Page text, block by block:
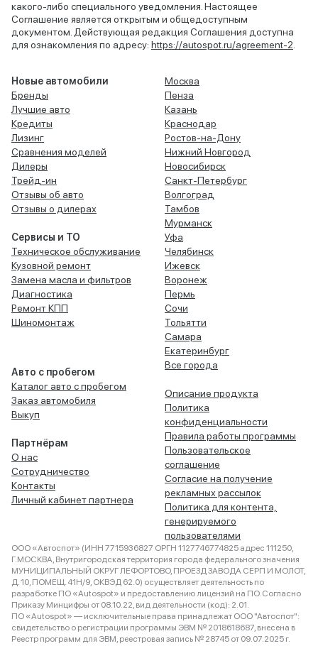
какого-либо специального уведомления. Настоящее
Соглашение является открытым и общедоступным
документом. Действующая редакция Соглашения доступна
для ознакомления по адресу: https://autospot.ru/agreement-2
Новые автомобили
Бренды
Лучшие авто
Кредиты
Лизинг
Сравнения моделей
Дилеры
Трейд-ин
Отзывы об авто
Отзывы о дилерах
Сервисы и ТО
Техническое обслуживание
Кузовной ремонт
Замена масла и фильтров
Диагностика
Ремонт КПП
Шиномонтаж
Авто с пробегом
Каталог авто с пробегом
Заказ автомобиля
Выкуп
Партнёрам
О нас
Сотрудничество
Контакты
Личный кабинет партнера
Москва
Пенза
Казань
Краснодар
Ростов-на-Дону
Нижний Новгород
Новосибирск
Санкт-Петербург
Волгоград
Тамбов
Мурманск
Уфа
Челябинск
Ижевск
Воронеж
Пермь
Сочи
Тольятти
Самара
Екатеринбург
Все города
Описание продукта
Политика
конфиденциальности
Правила работы программы
Пользовательское
соглашение
Согласие на получение
рекламных рассылок
Политика для контента,
генерируемого
пользователями
ООО «Автоспот» (ИНН 7715936827 ОРГН 1127746774825 адрес 111250,
Г.МОСКВА, Внутригородская территория города федерального значения
МУНИЦИПАЛЬНЫЙ ОКРУГ ЛЕФОРТОВО, ПРОЕЗД ЗАВОДА СЕРП И МОЛОТ,
Д. 10, ПОМЕЩ. 41Н/9, ОКВЭД 62.0) осуществляет деятельность по
разработке ПО «Autospot» и предоставлению лицензий на ПО. Согласно
Приказу Минцифры от 08.10.22, вид деятельности (код): 2.01.
ПО «Autospot» — исключительные права принадлежат ООО "Автоспот":
свидетельство о регистрации программы ЭВМ № 2018618687, внесена в
Реестр программ для ЭВМ, реестровая запись № 28745 от 09.07.2025 г.